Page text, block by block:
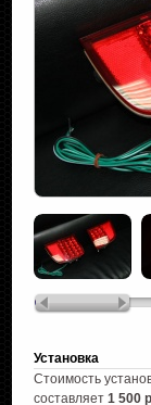
Установка
Стоимость
составляет 1 500